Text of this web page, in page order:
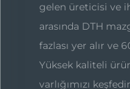
gelen üreticisi ve
arasında DTH
fazlası yer alır ve
Yüksek kaliteli
varlığımızı